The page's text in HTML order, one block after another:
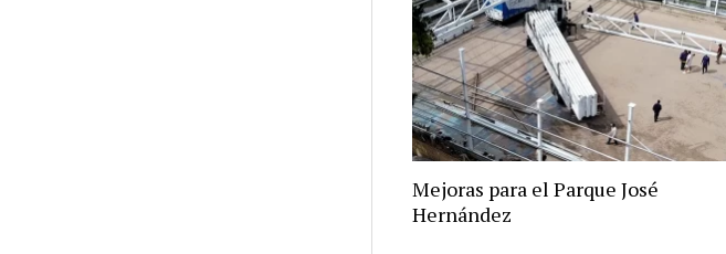
Mejoras para el Parque José
Hernández